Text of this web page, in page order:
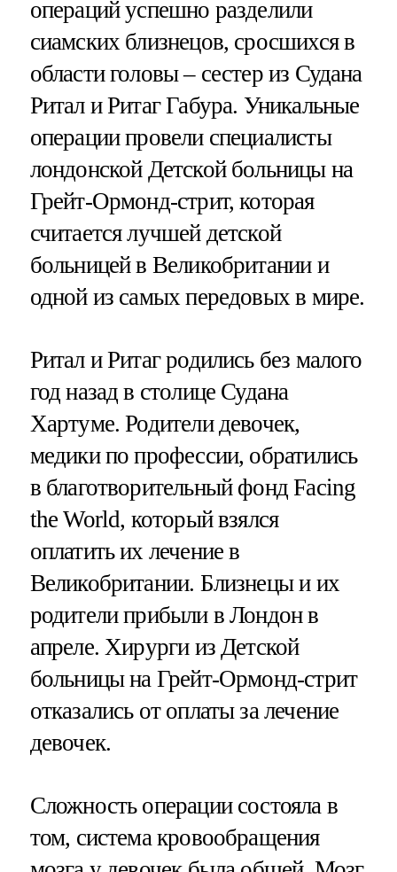
операций успешно разделили
сиамских близнецов, сросшихся в
области головы – сестер из Судана
Ритал и Ритаг Габура. Уникальные
операции провели специалисты
лондонской Детской больницы на
Грейт-Ормонд-стрит, которая
считается лучшей детской
больницей в Великобритании и
одной из самых передовых в мире.
Ритал и Ритаг родились без малого
год назад в столице Судана
Хартуме. Родители девочек,
медики по профессии, обратились
в благотворительный фонд Facing
the World, который взялся
оплатить их лечение в
Великобритании. Близнецы и их
родители прибыли в Лондон в
апреле. Хирурги из Детской
больницы на Грейт-Ормонд-стрит
отказались от оплаты за лечение
девочек.
Сложность операции состояла в
том, система кровообращения